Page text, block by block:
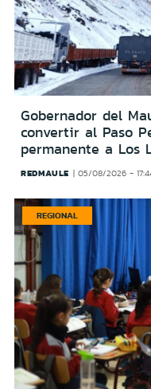
Gobernador del
convertir al Paso
permanente a Los
REDMAULE 05/08/2026 -
REGIONAL